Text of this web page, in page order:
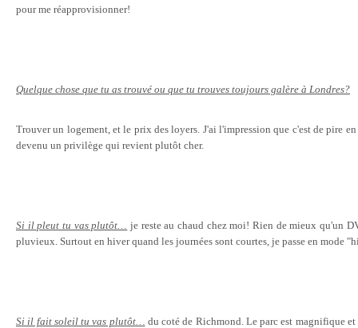
pour me réapprovisionner!
Quelque chose que tu as trouvé ou que tu trouves toujours galère à Londres?
Trouver un logement, et le prix des loyers. J'ai l'impression que c'est de pire
devenu un privilège qui revient plutôt cher.
Si il pleut tu vas plutôt… je reste au chaud chez moi! Rien de mieux qu'un
pluvieux. Surtout en hiver quand les journées sont courtes, je passe en mode
Si il fait soleil tu vas plutôt… du coté de Richmond. Le parc est magnifique